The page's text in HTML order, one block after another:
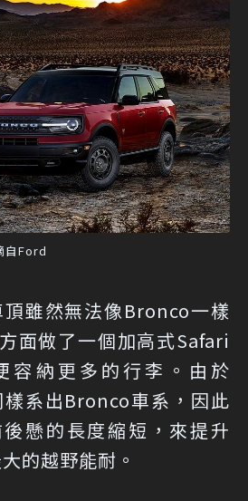
Ford
雖然無法像Bronco一樣
面做了一個加高式Safari
容納更多的行李。由於
系出Bronco車系，因此
懸的長度縮短，來提升
的越野能耐。